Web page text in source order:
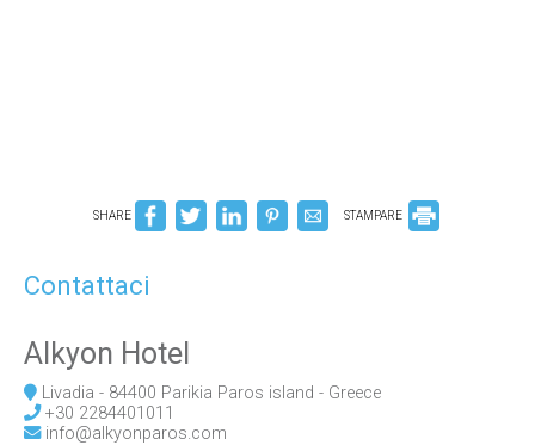
SHARE STAMPARE
Contattaci
Alkyon Hotel
Livadia - 84400 Parikia Paros island - Greece
+30 2284401011
info@alkyonparos.com